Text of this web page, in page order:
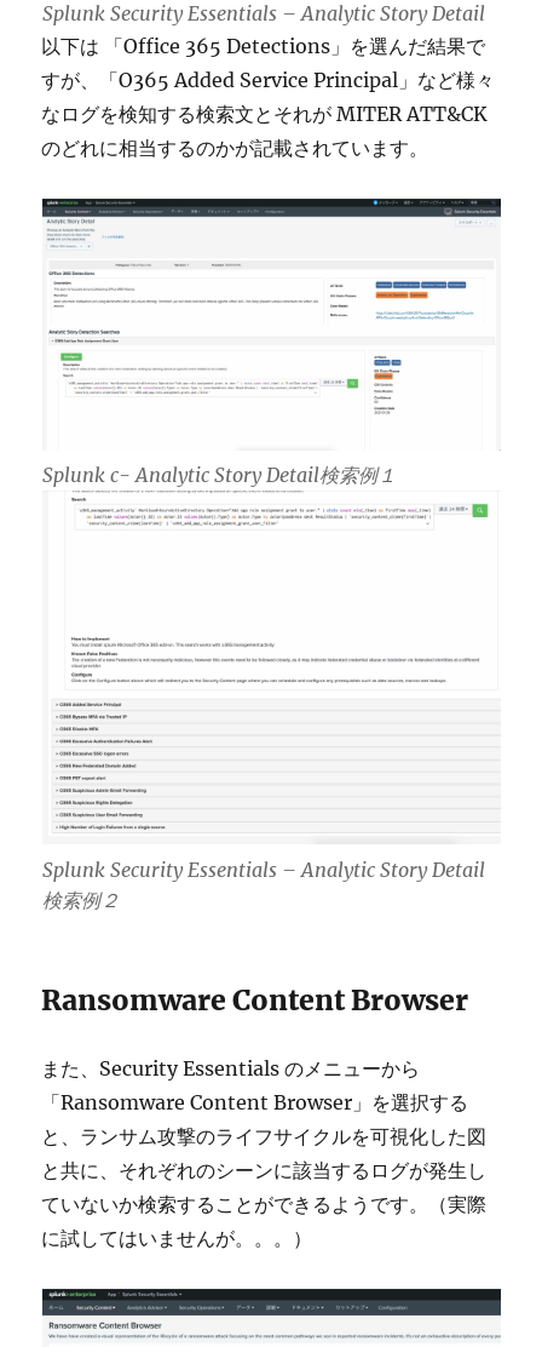
Splunk Security Essentials – Analytic Story Detail
以下は 「Office 365 Detections」を選んだ結果で
すが、「O365 Added Service Principal」など様々
なログを検知する検索文とそれが MITER ATT&CK
のどれに相当するのかが記載されています。
Splunk c- Analytic Story Detail検索例１
Splunk Security Essentials – Analytic Story Detail
検索例２
Ransomware Content Browser
また、Security Essentials のメニューから
「Ransomware Content Browser」を選択する
と、ランサム攻撃のライフサイクルを可視化した図
と共に、それぞれのシーンに該当するログが発生し
ていないか検索することができるようです。（実際
に試してはいませんが。。。）